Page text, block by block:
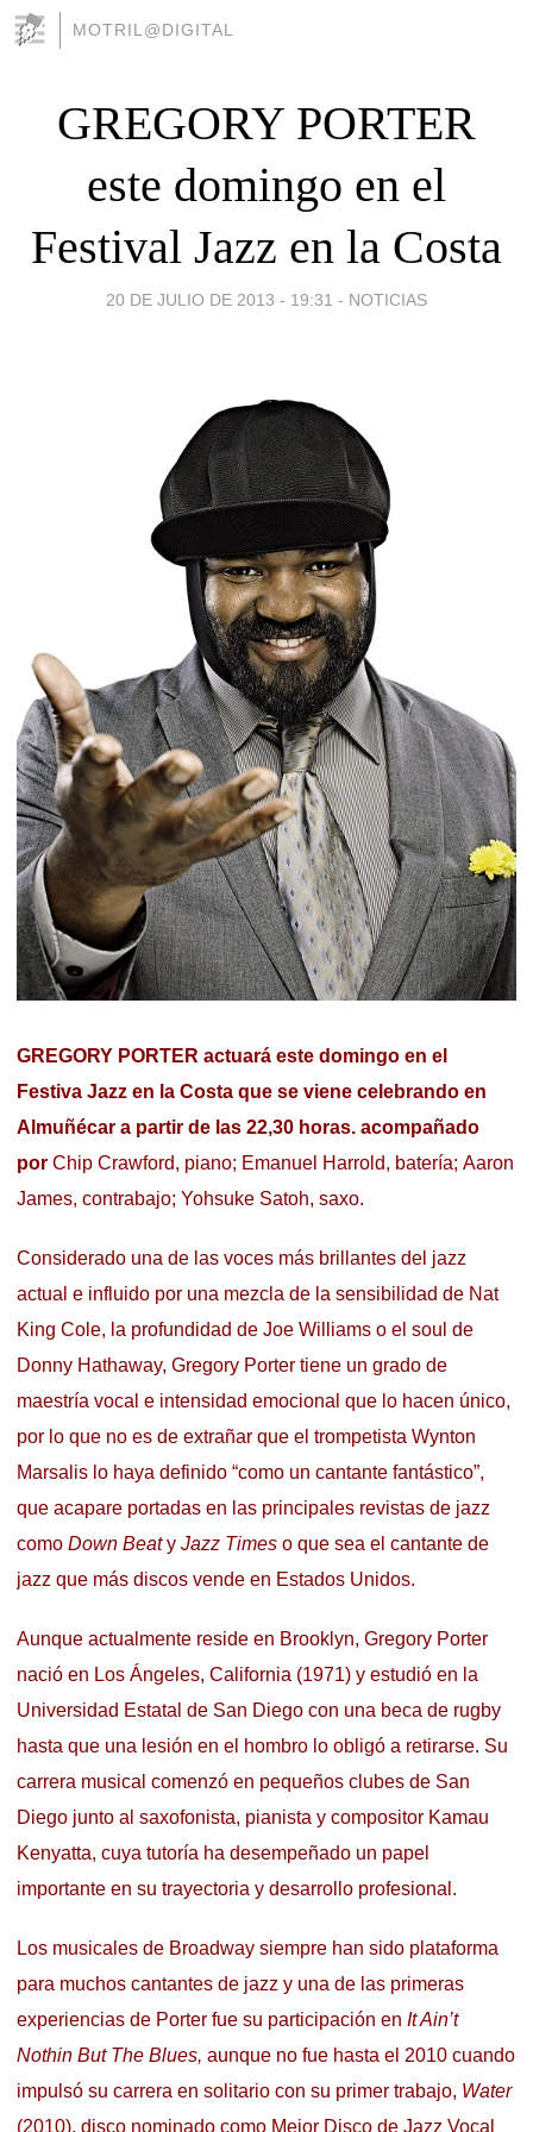
MOTRIL@DIGITAL
GREGORY PORTER
este domingo en el
Festival Jazz en la Costa
20 DE JULIO DE 2013 - 19:31 - NOTICIAS
GREGORY PORTER actuará este domingo en el
Festiva Jazz en la Costa que se viene celebrando en
Almuñécar a partir de las 22,30 horas. acompañado
por Chip Crawford, piano; Emanuel Harrold, batería; Aaron
James, contrabajo; Yohsuke Satoh, saxo.
Considerado una de las voces más brillantes del jazz
actual e influido por una mezcla de la sensibilidad de Nat
King Cole, la profundidad de Joe Williams o el soul de
Donny Hathaway, Gregory Porter tiene un grado de
maestría vocal e intensidad emocional que lo hacen único,
por lo que no es de extrañar que el trompetista Wynton
Marsalis lo haya definido “como un cantante fantástico”,
que acapare portadas en las principales revistas de jazz
como Down Beaty Jazz Times o que sea el cantante de
jazz que más discos vende en Estados Unidos.
Aunque actualmente reside en Brooklyn, Gregory Porter
nació en Los Ángeles, California (1971) y estudió en la
Universidad Estatal de San Diego con una beca de rugby
hasta que una lesión en el hombro lo obligó a retirarse. Su
carrera musical comenzó en pequeños clubes de San
Diego junto al saxofonista, pianista y compositor Kamau
Kenyatta, cuya tutoría ha desempeñado un papel
importante en su trayectoria y desarrollo profesional.
Los musicales de Broadway siempre han sido plataforma
para muchos cantantes de jazz y una de las primeras
experiencias de Porter fue su participación en It Ain’t
Nothin But The Blues, aunque no fue hasta el 2010 cuando
impulsó su carrera en solitario con su primer trabajo, Water
(2010), disco nominado como Mejor Disco de Jazz Vocal